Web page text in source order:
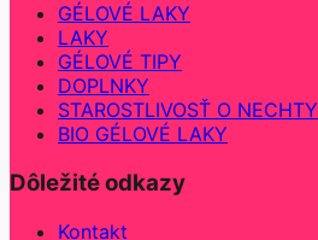
GÉLOVÉ LAKY
LAKY
GÉLOVÉ TIPY
DOPLNKY
STAROSTLIVOSŤ O NECHTY
BIO GÉLOVÉ LAKY
Dôležité odkazy
Kontakt